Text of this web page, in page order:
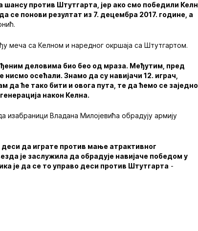
против Штутгарта, јер ако смо победили Келн
се понови резултат из 7. децембра 2017. године, а
меча са Келном и наредног окршаја са Штутгартом.
деловима био бео од мраза. Међутим, пред
осећали. Знамо да су навијачи 12. играч,
да ће тако бити и овога пута, те да ћемо се заједно
након Келна.
изабраници Владана Милојевића обрадују армију
да играте против мање атрактивног
је заслужила да обрадује навијаче победом у
је да се то управо деси против Штутгарта -